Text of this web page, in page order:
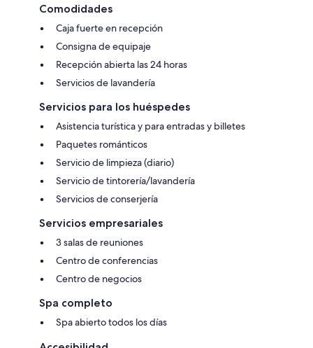
Comodidades
Caja fuerte en recepción
Consigna de equipaje
Recepción abierta las 24 horas
Servicios de lavandería
Servicios para los huéspedes
Asistencia turística y para entradas y billetes
Paquetes románticos
Servicio de limpieza (diario)
Servicio de tintorería/lavandería
Servicios de conserjería
Servicios empresariales
3 salas de reuniones
Centro de conferencias
Centro de negocios
Spa completo
Spa abierto todos los días